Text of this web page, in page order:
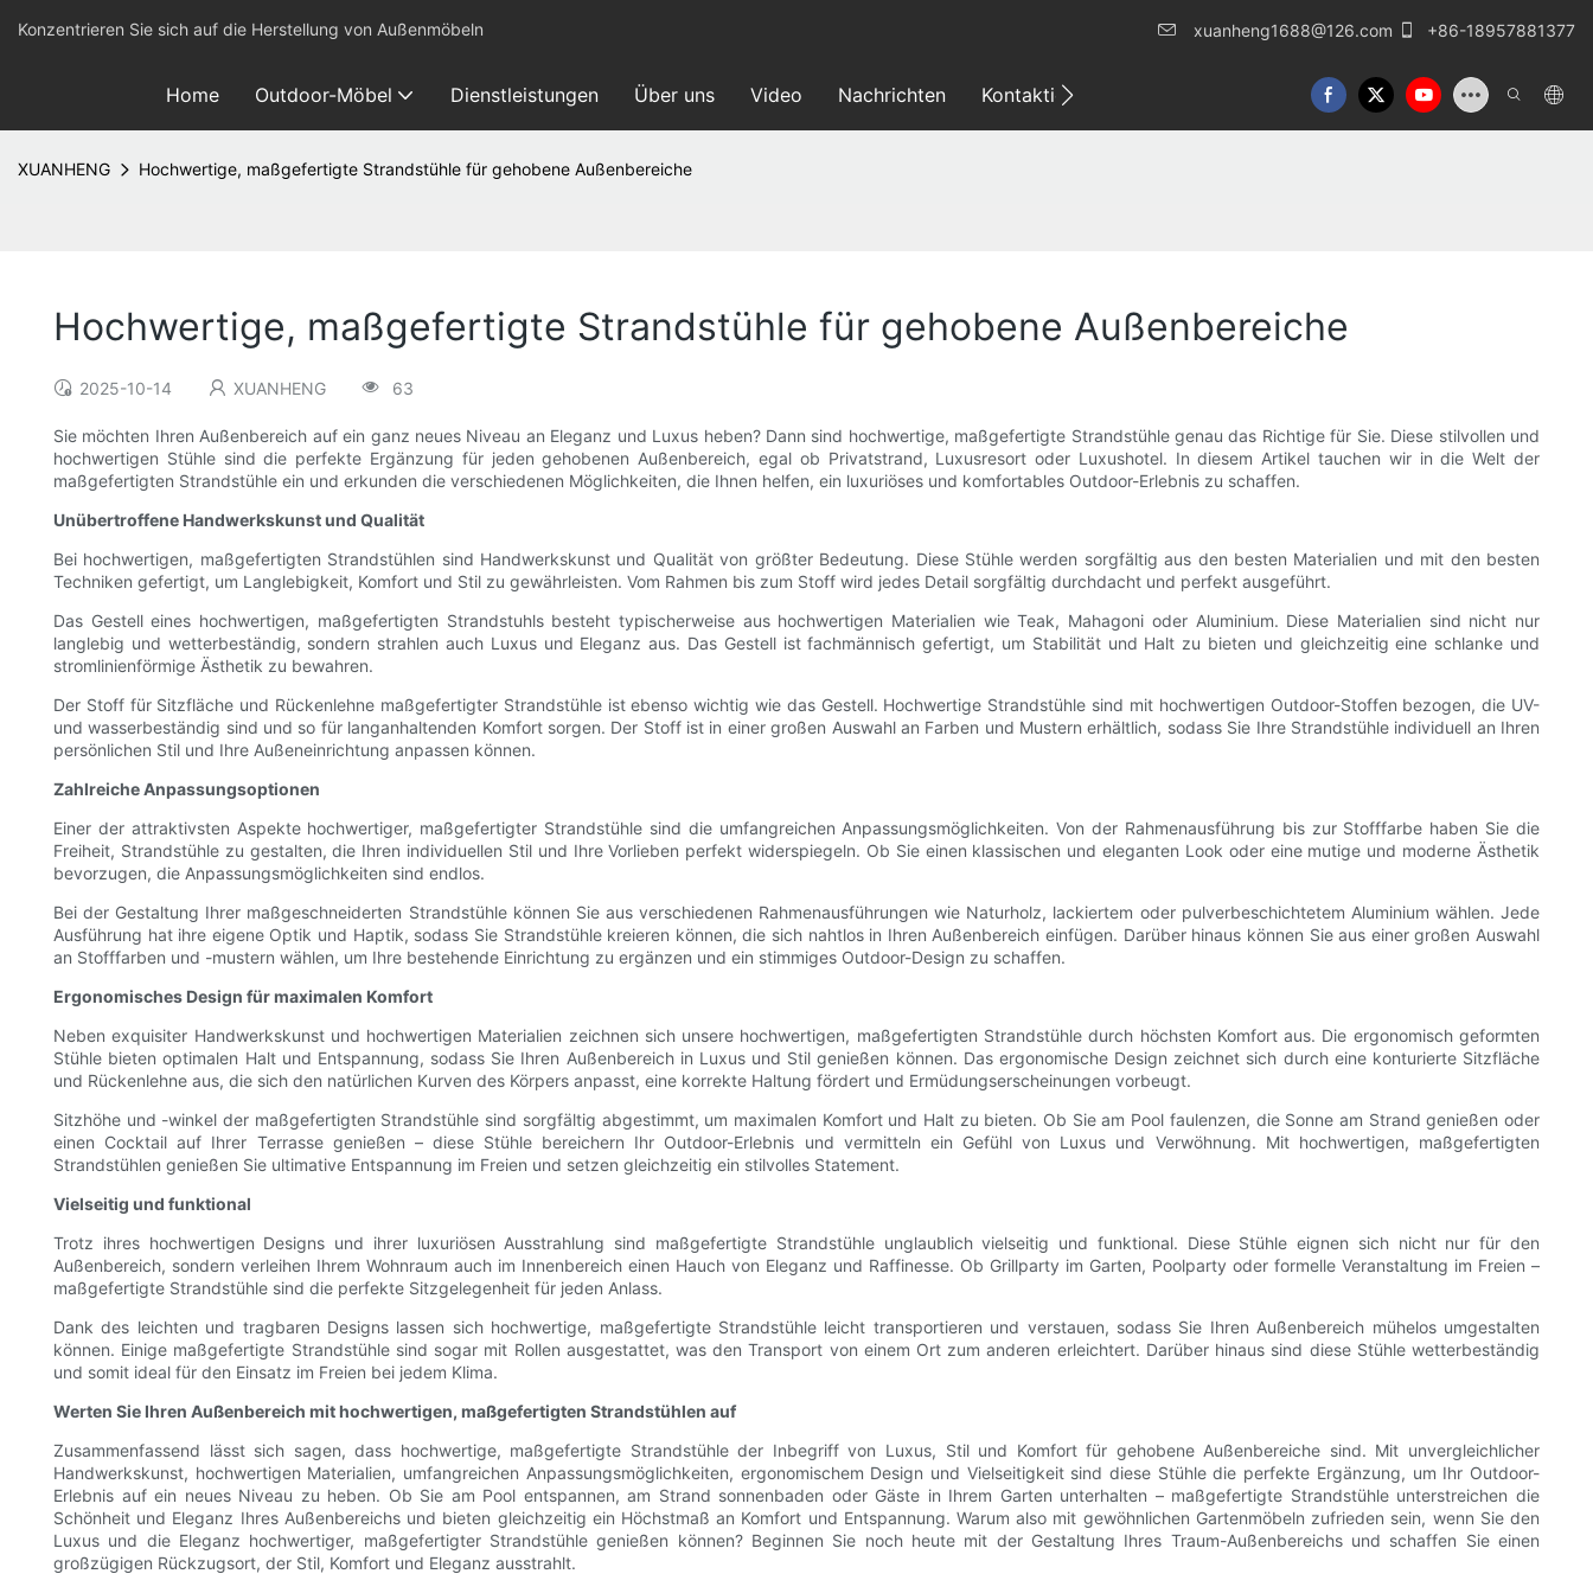
Konzentrieren Sie sich auf die Herstellung von Außenmöbeln xuanheng1688@126.com +86-18957881377
Home Outdoor-Möbel Dienstleistungen Über uns Video Nachrichten Kontaktieren Sie uns
XUANHENG Hochwertige, maßgefertigte Strandstühle für gehobene Außenbereiche
Hochwertige, maßgefertigte Strandstühle für gehobene Außenbereiche
2025-10-14 XUANHENG 63
Sie möchten Ihren Außenbereich auf ein ganz neues Niveau an Eleganz und Luxus heben? Dann sind hochwertige, maßgefertigte Strandstühle genau das Richtige für Sie. Diese stilvollen und
hochwertigen Stühle sind die perfekte Ergänzung für jeden gehobenen Außenbereich, egal ob Privatstrand, Luxusresort oder Luxushotel. In diesem Artikel tauchen wir in die Welt der
maßgefertigten Strandstühle ein und erkunden die verschiedenen Möglichkeiten, die Ihnen helfen, ein luxuriöses und komfortables Outdoor-Erlebnis zu schaffen.
Unübertroffene Handwerkskunst und Qualität
Bei hochwertigen, maßgefertigten Strandstühlen sind Handwerkskunst und Qualität von größter Bedeutung. Diese Stühle werden sorgfältig aus den besten Materialien und mit den besten
Techniken gefertigt, um Langlebigkeit, Komfort und Stil zu gewährleisten. Vom Rahmen bis zum Stoff wird jedes Detail sorgfältig durchdacht und perfekt ausgeführt.
Das Gestell eines hochwertigen, maßgefertigten Strandstuhls besteht typischerweise aus hochwertigen Materialien wie Teak, Mahagoni oder Aluminium. Diese Materialien sind nicht nur
langlebig und wetterbeständig, sondern strahlen auch Luxus und Eleganz aus. Das Gestell ist fachmännisch gefertigt, um Stabilität und Halt zu bieten und gleichzeitig eine schlanke und
stromlinienförmige Ästhetik zu bewahren.
Der Stoff für Sitzfläche und Rückenlehne maßgefertigter Strandstühle ist ebenso wichtig wie das Gestell. Hochwertige Strandstühle sind mit hochwertigen Outdoor-Stoffen bezogen, die UV-
und wasserbeständig sind und so für langanhaltenden Komfort sorgen. Der Stoff ist in einer großen Auswahl an Farben und Mustern erhältlich, sodass Sie Ihre Strandstühle individuell an Ihren
persönlichen Stil und Ihre Außeneinrichtung anpassen können.
Zahlreiche Anpassungsoptionen
Einer der attraktivsten Aspekte hochwertiger, maßgefertigter Strandstühle sind die umfangreichen Anpassungsmöglichkeiten. Von der Rahmenausführung bis zur Stofffarbe haben Sie die
Freiheit, Strandstühle zu gestalten, die Ihren individuellen Stil und Ihre Vorlieben perfekt widerspiegeln. Ob Sie einen klassischen und eleganten Look oder eine mutige und moderne Ästhetik
bevorzugen, die Anpassungsmöglichkeiten sind endlos.
Bei der Gestaltung Ihrer maßgeschneiderten Strandstühle können Sie aus verschiedenen Rahmenausführungen wie Naturholz, lackiertem oder pulverbeschichtetem Aluminium wählen. Jede
Ausführung hat ihre eigene Optik und Haptik, sodass Sie Strandstühle kreieren können, die sich nahtlos in Ihren Außenbereich einfügen. Darüber hinaus können Sie aus einer großen Auswahl
an Stofffarben und -mustern wählen, um Ihre bestehende Einrichtung zu ergänzen und ein stimmiges Outdoor-Design zu schaffen.
Ergonomisches Design für maximalen Komfort
Neben exquisiter Handwerkskunst und hochwertigen Materialien zeichnen sich unsere hochwertigen, maßgefertigten Strandstühle durch höchsten Komfort aus. Die ergonomisch geformten
Stühle bieten optimalen Halt und Entspannung, sodass Sie Ihren Außenbereich in Luxus und Stil genießen können. Das ergonomische Design zeichnet sich durch eine konturierte Sitzfläche
und Rückenlehne aus, die sich den natürlichen Kurven des Körpers anpasst, eine korrekte Haltung fördert und Ermüdungserscheinungen vorbeugt.
Sitzhöhe und -winkel der maßgefertigten Strandstühle sind sorgfältig abgestimmt, um maximalen Komfort und Halt zu bieten. Ob Sie am Pool faulenzen, die Sonne am Strand genießen oder
einen Cocktail auf Ihrer Terrasse genießen – diese Stühle bereichern Ihr Outdoor-Erlebnis und vermitteln ein Gefühl von Luxus und Verwöhnung. Mit hochwertigen, maßgefertigten
Strandstühlen genießen Sie ultimative Entspannung im Freien und setzen gleichzeitig ein stilvolles Statement.
Vielseitig und funktional
Trotz ihres hochwertigen Designs und ihrer luxuriösen Ausstrahlung sind maßgefertigte Strandstühle unglaublich vielseitig und funktional. Diese Stühle eignen sich nicht nur für den
Außenbereich, sondern verleihen Ihrem Wohnraum auch im Innenbereich einen Hauch von Eleganz und Raffinesse. Ob Grillparty im Garten, Poolparty oder formelle Veranstaltung im Freien –
maßgefertigte Strandstühle sind die perfekte Sitzgelegenheit für jeden Anlass.
Dank des leichten und tragbaren Designs lassen sich hochwertige, maßgefertigte Strandstühle leicht transportieren und verstauen, sodass Sie Ihren Außenbereich mühelos umgestalten
können. Einige maßgefertigte Strandstühle sind sogar mit Rollen ausgestattet, was den Transport von einem Ort zum anderen erleichtert. Darüber hinaus sind diese Stühle wetterbeständig
und somit ideal für den Einsatz im Freien bei jedem Klima.
Werten Sie Ihren Außenbereich mit hochwertigen, maßgefertigten Strandstühlen auf
Zusammenfassend lässt sich sagen, dass hochwertige, maßgefertigte Strandstühle der Inbegriff von Luxus, Stil und Komfort für gehobene Außenbereiche sind. Mit unvergleichlicher
Handwerkskunst, hochwertigen Materialien, umfangreichen Anpassungsmöglichkeiten, ergonomischem Design und Vielseitigkeit sind diese Stühle die perfekte Ergänzung, um Ihr Outdoor-
Erlebnis auf ein neues Niveau zu heben. Ob Sie am Pool entspannen, am Strand sonnenbaden oder Gäste in Ihrem Garten unterhalten – maßgefertigte Strandstühle unterstreichen die
Schönheit und Eleganz Ihres Außenbereichs und bieten gleichzeitig ein Höchstmaß an Komfort und Entspannung. Warum also mit gewöhnlichen Gartenmöbeln zufrieden sein, wenn Sie den
Luxus und die Eleganz hochwertiger, maßgefertigter Strandstühle genießen können? Beginnen Sie noch heute mit der Gestaltung Ihres Traum-Außenbereichs und schaffen Sie einen
großzügigen Rückzugsort, der Stil, Komfort und Eleganz ausstrahlt.